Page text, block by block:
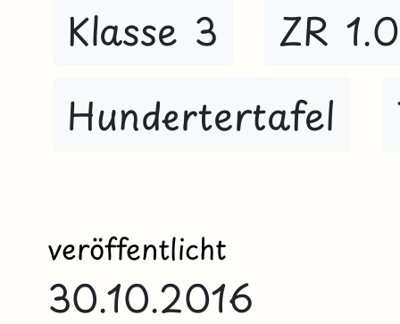
Klasse 3
ZR
Hundertertafel
veröffentlicht
30.10.2016